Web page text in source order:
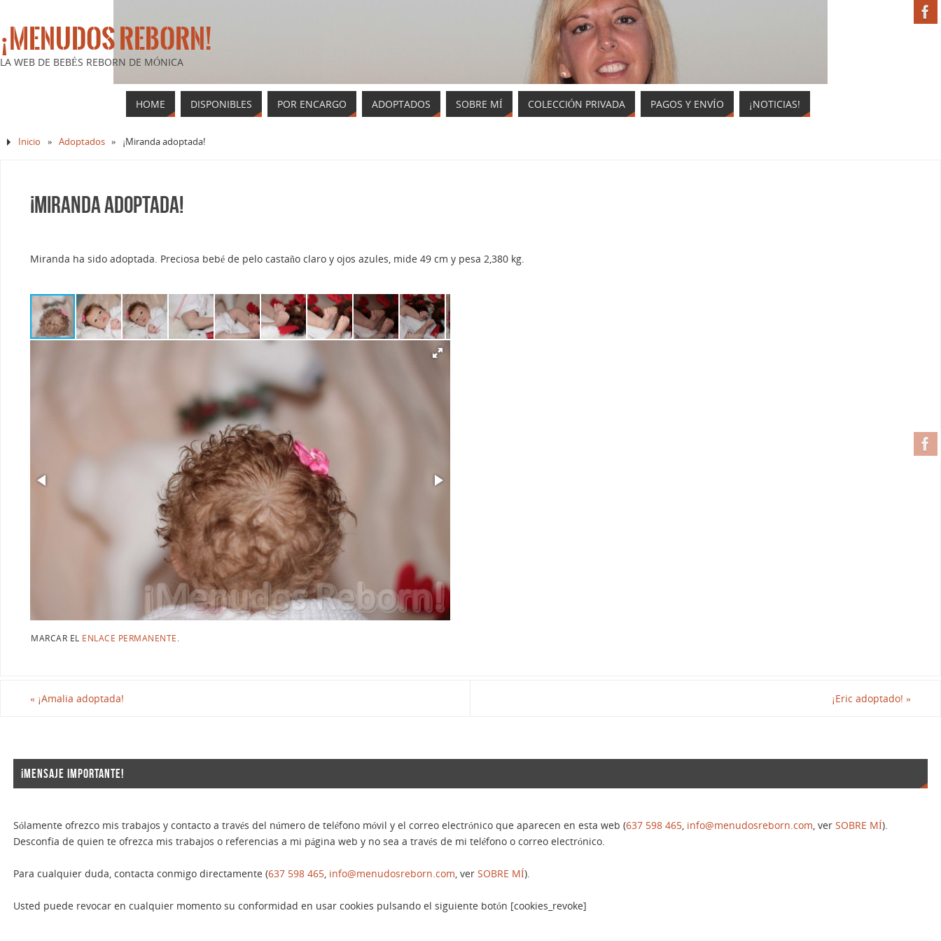
¡MENUDOS REBORN!
LA WEB DE BEBÉS REBORN DE MÓNICA
HOME DISPONIBLES POR ENCARGO ADOPTADOS SOBRE MÍ COLECCIÓN PRIVADA PAGOS Y ENVÍO ¡NOTICIAS!
Inicio » Adoptados » ¡Miranda adoptada!
¡Miranda adoptada!
Miranda ha sido adoptada. Preciosa bebé de pelo castaño claro y ojos azules, mide 49 cm y pesa 2,380 kg.
MARCAR EL ENLACE PERMANENTE
« ¡Amalia adoptada! ¡Eric adoptado! »
¡MENSAJE IMPORTANTE!
Sólamente ofrezco mis trabajos y contacto a través del número de teléfono móvil y el correo electrónico que aparecen en esta web (637 598 465 info@menudosreborn.com , verSOBRE MÍ).
Desconfía de quien te ofrezca mis trabajos o referencias a mi página web y no sea a través de mi teléfono o correo electrónico.
Para cualquier duda, contacta conmigo directamente (637 598 465 info@menudosreborn.com , verSOBRE MÍ).
Usted puede revocar en cualquier momento su conformidad en usar cookies pulsando el siguiente botón [cookies_revoke]